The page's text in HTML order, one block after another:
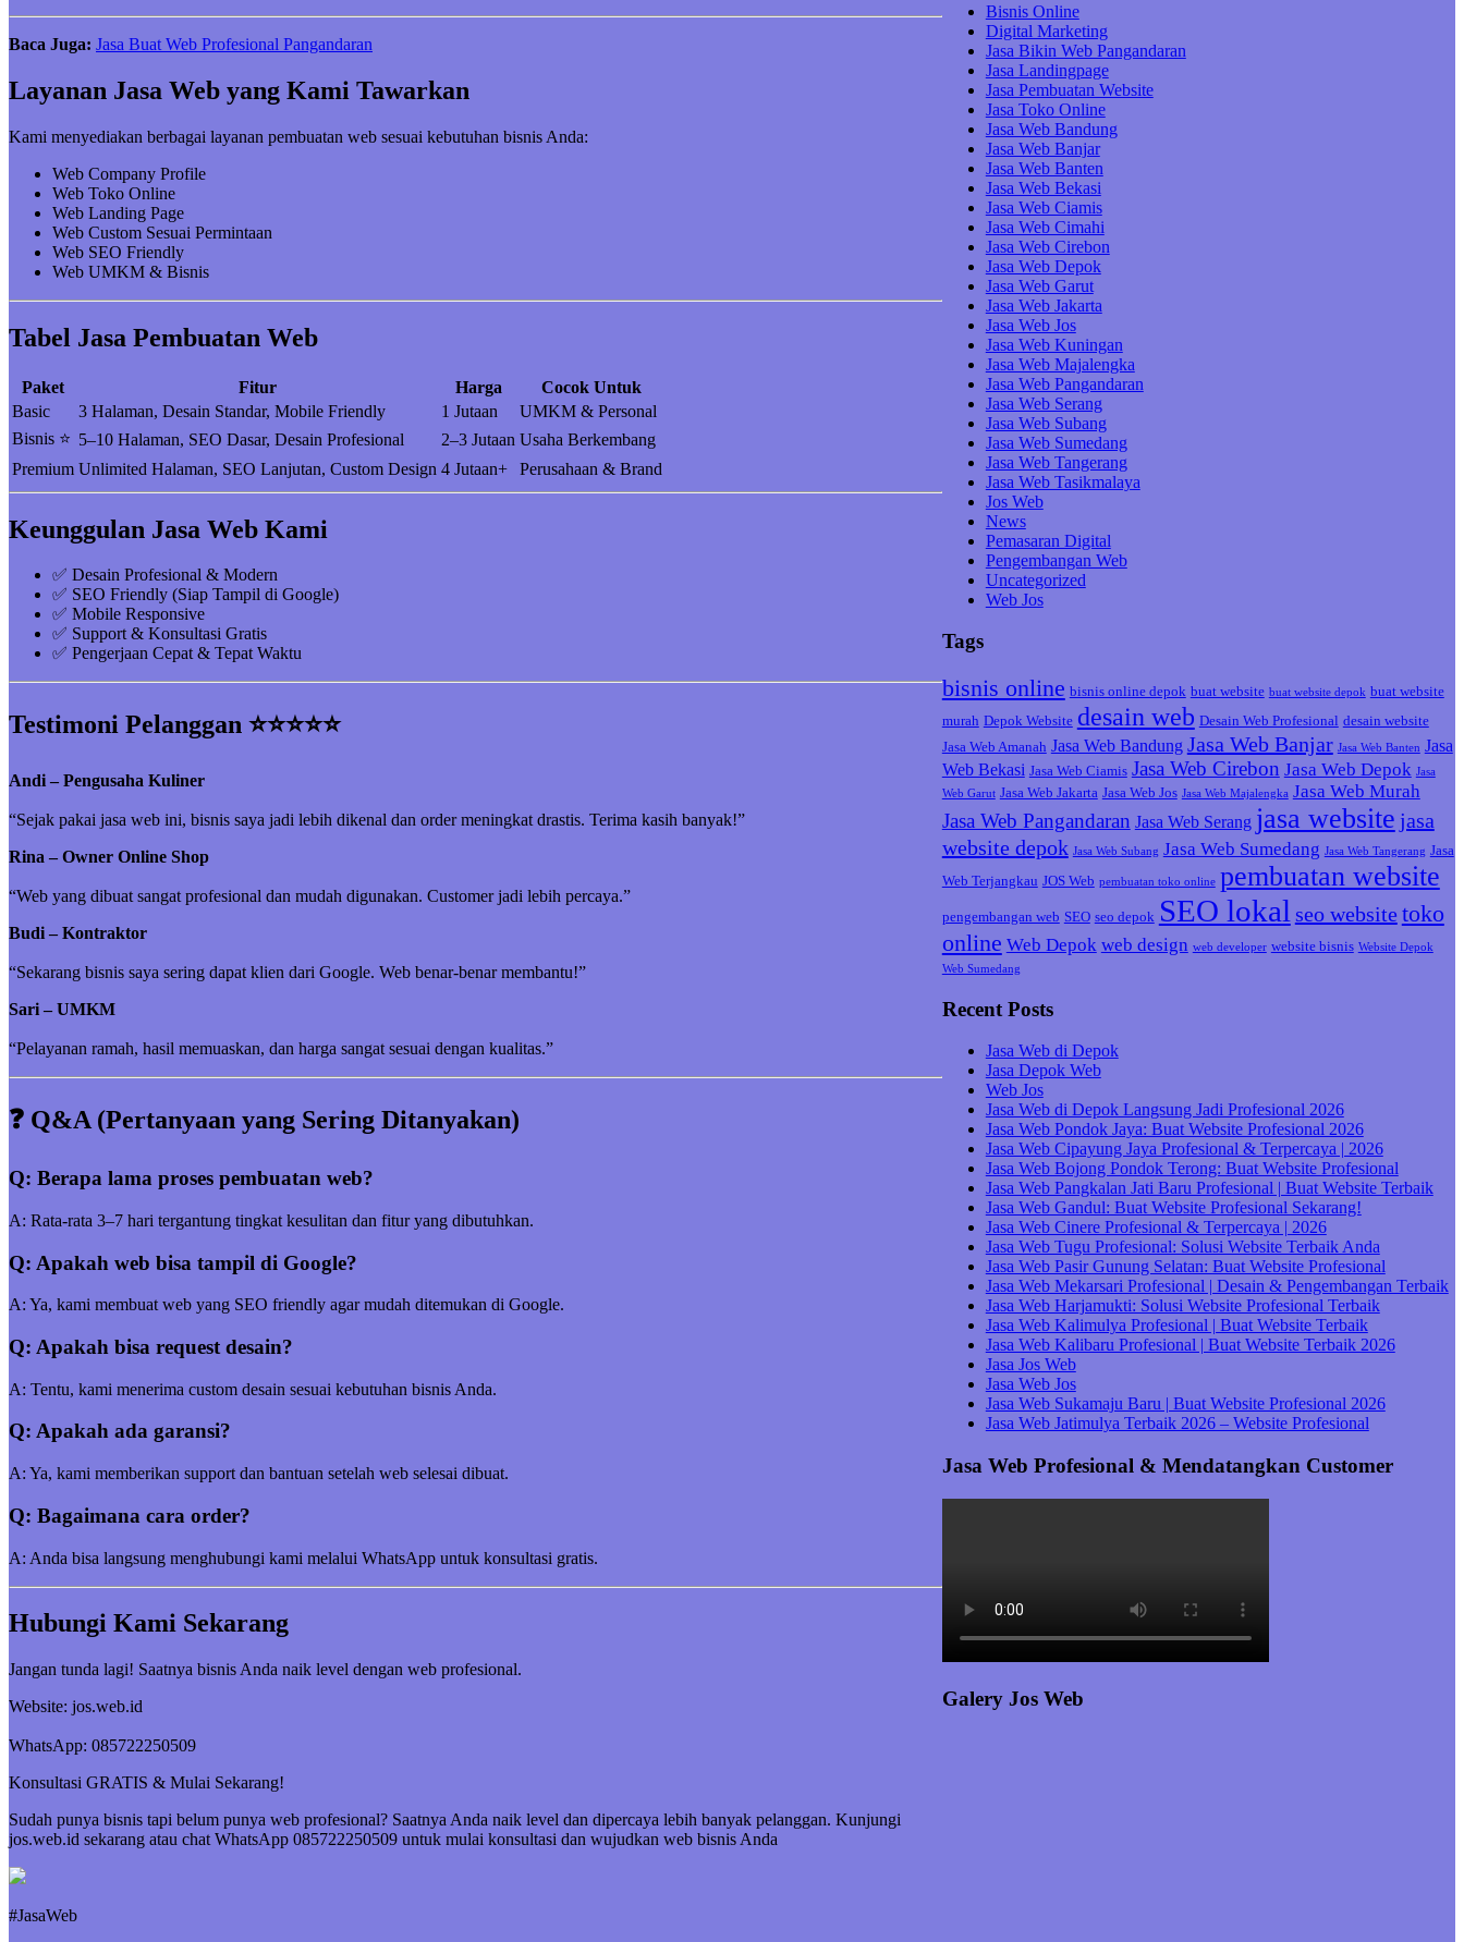
Baca Juga: Jasa Buat Web Profesional Pangandaran
Layanan Jasa Web yang Kami Tawarkan
Kami menyediakan berbagai layanan pembuatan web sesuai kebutuhan bisnis Anda:
Web Company Profile
Web Toko Online
Web Landing Page
Web Custom Sesuai Permintaan
Web SEO Friendly
Web UMKM & Bisnis
Tabel Jasa Pembuatan Web
Paket Fitur Harga
Cocok Untuk
Basic
3 Halaman, Desain Standar, Mobile Friendly 1 Jutaan
UMKM & Personal
Bisnis ⭐ 5–10 Halaman, SEO Dasar, Desain Profesional 2–3 Jutaan Usaha Berkembang
Premium Unlimited Halaman, SEO Lanjutan, Custom Design 4 Jutaan+ Perusahaan & Brand
Keunggulan Jasa Web Kami
✅ Desain Profesional & Modern
✅ SEO Friendly (Siap Tampil di Google)
✅ Mobile Responsive
✅ Support & Konsultasi Gratis
✅ Pengerjaan Cepat & Tepat Waktu
Testimoni Pelanggan ⭐⭐⭐⭐⭐
Andi – Pengusaha Kuliner
“Sejak pakai jasa web ini, bisnis saya jadi lebih dikenal dan order meningkat drastis. Terima kasih banyak!”
Rina – Owner Online Shop
“Web yang dibuat sangat profesional dan mudah digunakan. Customer jadi lebih percaya.”
Budi – Kontraktor
“Sekarang bisnis saya sering dapat klien dari Google. Web benar-benar membantu!”
Sari – UMKM
“Pelayanan ramah, hasil memuaskan, dan harga sangat sesuai dengan kualitas.”
❓ Q&A (Pertanyaan yang Sering Ditanyakan)
Q: Berapa lama proses pembuatan web?
A: Rata-rata 3–7 hari tergantung tingkat kesulitan dan fitur yang dibutuhkan.
Q: Apakah web bisa tampil di Google?
A: Ya, kami membuat web yang SEO friendly agar mudah ditemukan di Google.
Q: Apakah bisa request desain?
A: Tentu, kami menerima custom desain sesuai kebutuhan bisnis Anda.
Q: Apakah ada garansi?
A: Ya, kami memberikan support dan bantuan setelah web selesai dibuat.
Q: Bagaimana cara order?
A: Anda bisa langsung menghubungi kami melalui WhatsApp untuk konsultasi gratis.
Hubungi Kami Sekarang
Jangan tunda lagi! Saatnya bisnis Anda naik level dengan web profesional.
Website: jos.web.id
WhatsApp: 085722250509
Konsultasi GRATIS & Mulai Sekarang!
Sudah punya bisnis tapi belum punya web profesional? Saatnya Anda naik level dan dipercaya lebih banyak pelanggan. Kunjungi
jos.web.id sekarang atau chat WhatsApp 085722250509 untuk mulai konsultasi dan wujudkan web bisnis Anda
#JasaWeb
Bisnis Online
Digital Marketing
Jasa Bikin Web Pangandaran
Jasa Landingpage
Jasa Pembuatan Website
Jasa Toko Online
Jasa Web Bandung
Jasa Web Banjar
Jasa Web Banten
Jasa Web Bekasi
Jasa Web Ciamis
Jasa Web Cimahi
Jasa Web Cirebon
Jasa Web Depok
Jasa Web Garut
Jasa Web Jakarta
Jasa Web Jos
Jasa Web Kuningan
Jasa Web Majalengka
Jasa Web Pangandaran
Jasa Web Serang
Jasa Web Subang
Jasa Web Sumedang
Jasa Web Tangerang
Jasa Web Tasikmalaya
Jos Web
News
Pemasaran Digital
Pengembangan Web
Uncategorized
Web Jos
Tags
bisnis online bisnis online depok buat website buat website depok buat website
murah Depok Website desain web Desain Web Profesional desain website
Jasa Web Amanah Jasa Web Bandung Jasa Web Banjar Jasa Web Banten Jasa
Web Bekasi Jasa Web Ciamis Jasa Web Cirebon Jasa Web Depok Jasa
Web Garut Jasa Web Jakarta Jasa Web Jos Jasa Web Majalengka Jasa Web Murah
Jasa Web Pangandaran Jasa Web Serang jasa website jasa
website depok Jasa Web Subang Jasa Web Sumedang Jasa Web Tangerang Jasa
Web Terjangkau JOS Web pembuatan toko online pembuatan website
pengembangan web SEO seo depok SEO lokal seo website toko
online Web Depok web design web developer website bisnis Website Depok
Web Sumedang
Recent Posts
Jasa Web di Depok
Jasa Depok Web
Web Jos
Jasa Web di Depok Langsung Jadi Profesional 2026
Jasa Web Pondok Jaya: Buat Website Profesional 2026
Jasa Web Cipayung Jaya Profesional & Terpercaya | 2026
Jasa Web Bojong Pondok Terong: Buat Website Profesional
Jasa Web Pangkalan Jati Baru Profesional | Buat Website Terbaik
Jasa Web Gandul: Buat Website Profesional Sekarang!
Jasa Web Cinere Profesional & Terpercaya | 2026
Jasa Web Tugu Profesional: Solusi Website Terbaik Anda
Jasa Web Pasir Gunung Selatan: Buat Website Profesional
Jasa Web Mekarsari Profesional | Desain & Pengembangan Terbaik
Jasa Web Harjamukti: Solusi Website Profesional Terbaik
Jasa Web Kalimulya Profesional | Buat Website Terbaik
Jasa Web Kalibaru Profesional | Buat Website Terbaik 2026
Jasa Jos Web
Jasa Web Jos
Jasa Web Sukamaju Baru | Buat Website Profesional 2026
Jasa Web Jatimulya Terbaik 2026 – Website Profesional
Jasa Web Profesional & Mendatangkan Customer
Galery Jos Web